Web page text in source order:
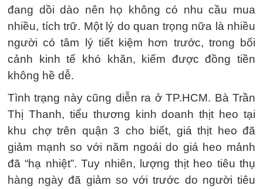
đang dồi dào nên họ không có nhu cầu mua
nhiều, tích trữ. Một lý do quan trọng nữa là nhiều
người có tâm lý tiết kiệm hơn trước, trong bối
cảnh kinh tế khó khăn, kiếm được đồng tiền
không hề dễ.
Tình trạng này cũng diễn ra ở TP.HCM. Bà Trần
Thị Thanh, tiểu thương kinh doanh thịt heo tại
khu chợ trên quận 3 cho biết, giá thịt heo đã
giảm mạnh so với năm ngoái do giá heo mảnh
đã “hạ nhiệt”. Tuy nhiên, lượng thịt heo tiêu thụ
hàng ngày đã giảm so với trước do người tiêu